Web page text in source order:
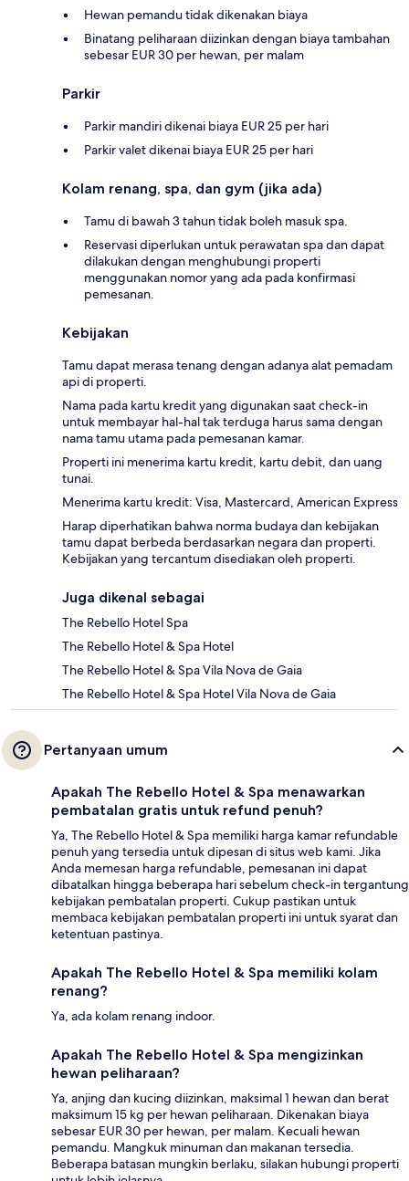
Hewan pemandu tidak dikenakan biaya
Binatang peliharaan diizinkan dengan biaya tambahan
sebesar EUR 30 per hewan, per malam
Parkir
Parkir mandiri dikenai biaya EUR 25 per hari
Parkir valet dikenai biaya EUR 25 per hari
Kolam renang, spa, dan gym (jika ada)
Tamu di bawah 3 tahun tidak boleh masuk spa.
Reservasi diperlukan untuk perawatan spa dan dapat
dilakukan dengan menghubungi properti
menggunakan nomor yang ada pada konfirmasi
pemesanan.
Kebijakan
Tamu dapat merasa tenang dengan adanya alat pemadam
api di properti.
Nama pada kartu kredit yang digunakan saat check-in
untuk membayar hal-hal tak terduga harus sama dengan
nama tamu utama pada pemesanan kamar.
Properti ini menerima kartu kredit, kartu debit, dan uang
tunai.
Menerima kartu kredit: Visa, Mastercard, American Express
Harap diperhatikan bahwa norma budaya dan kebijakan
tamu dapat berbeda berdasarkan negara dan properti.
Kebijakan yang tercantum disediakan oleh properti.
Juga dikenal sebagai
The Rebello Hotel Spa
The Rebello Hotel & Spa Hotel
The Rebello Hotel & Spa Vila Nova de Gaia
The Rebello Hotel & Spa Hotel Vila Nova de Gaia
Pertanyaan umum
Apakah The Rebello Hotel & Spa menawarkan
pembatalan gratis untuk refund penuh?
Ya, The Rebello Hotel & Spa memiliki harga kamar refundable
penuh yang tersedia untuk dipesan di situs web kami. Jika
Anda memesan harga refundable, pemesanan ini dapat
dibatalkan hingga beberapa hari sebelum check-in tergantung
kebijakan pembatalan properti. Cukup pastikan untuk
membaca kebijakan pembatalan properti ini untuk syarat dan
ketentuan pastinya.
Apakah The Rebello Hotel & Spa memiliki kolam
renang?
Ya, ada kolam renang indoor.
Apakah The Rebello Hotel & Spa mengizinkan
hewan peliharaan?
Ya, anjing dan kucing diizinkan, maksimal 1 hewan dan berat
maksimum 15 kg per hewan peliharaan. Dikenakan biaya
sebesar EUR 30 per hewan, per malam. Kecuali hewan
pemandu. Mangkuk minuman dan makanan tersedia.
Beberapa batasan mungkin berlaku, silakan hubungi properti